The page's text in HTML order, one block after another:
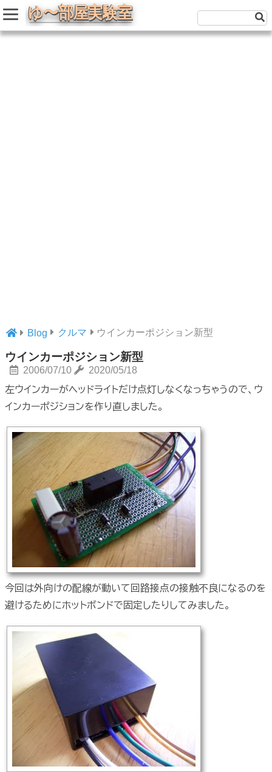
Blog クルマ ウインカーポジション新型
ウインカーポジション新型
2006/07/10 2020/05/18
左ウインカーがヘッドライトだけ点灯しなくなっちゃうので、ウ
インカーポジションを作り直しました。
今回は外向けの配線が動いて回路接点の接触不良になるのを
避けるためにホットボンドで固定したりしてみました。